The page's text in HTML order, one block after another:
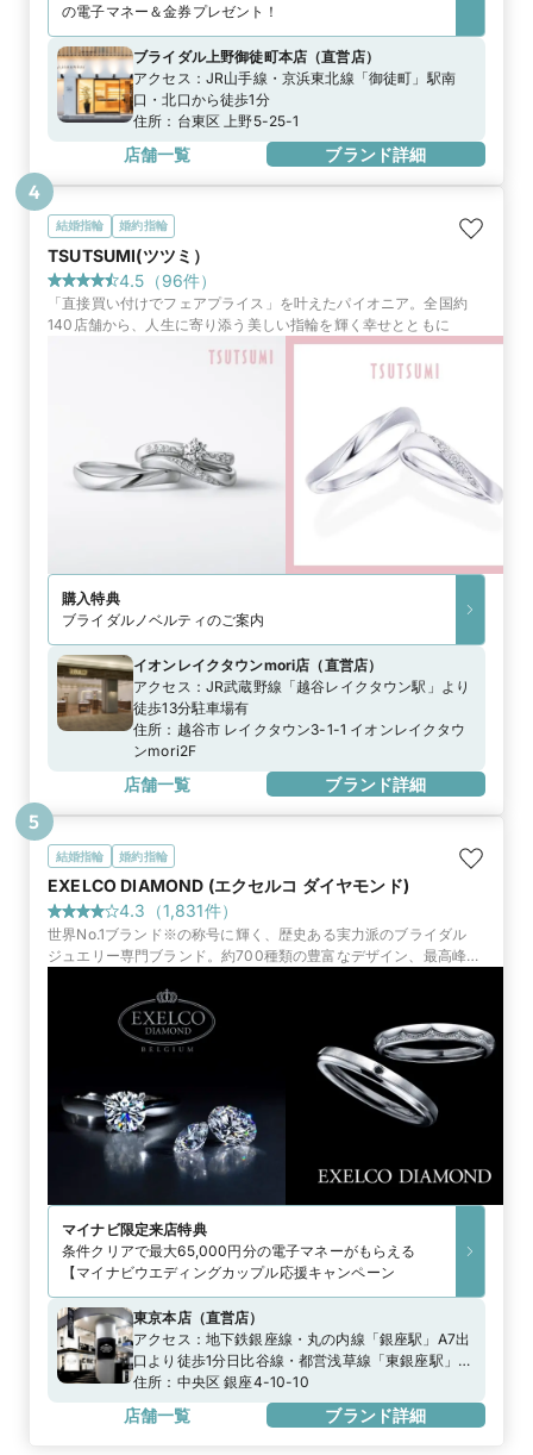
の電子マネー＆金券プレゼント！
ブライダル上野御徒町本店 （直営店）
アクセス： JR山手線・京浜東北線「御徒町」駅南
口・北口から徒歩1分
住所： 台東区 上野5-25-1
店舗一覧 ブランド詳細
結婚指輪 婚約指輪
TSUTSUMI(ツツミ）
4.5 （96件）
「直接買い付けでフェアプライス」を叶えたパイオニア。全国約
140店舗から、人生に寄り添う美しい指輪を輝く幸せとともに
購入特典
ブライダルノベルティのご案内
イオンレイクタウンmori店 （直営店）
アクセス： JR武蔵野線「越谷レイクタウン駅」より
徒歩13分駐車場有
住所： 越谷市 レイクタウン3-1-1 イオンレイクタウ
ンmori2F
店舗一覧 ブランド詳細
4
結婚指輪 婚約指輪
EXELCO DIAMOND (エクセルコ ダイヤモンド)
4.3 （1,831件）
世界No.1ブランド※の称号に輝く、歴史ある実力派のブライダル
ジュエリー専門ブランド。約700種類の豊富なデザイン、最高峰の
マイナビ限定来店特典
条件クリアで最大65,000円分の電子マネーがもらえる
【マイナビウエディングカップル応援キャンペーン
東京本店（直営店）
アクセス： 地下鉄銀座線・丸の内線「銀座駅」A7出
口より徒歩1分日比谷線・都営浅草線「東銀座駅」
A2出口より徒歩0分
住所： 中央区 銀座4-10-10
店舗一覧 ブランド詳細
5